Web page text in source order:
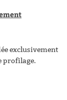
exclusivement
profilage.